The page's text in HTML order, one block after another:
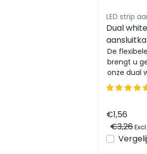
LED strip
Dual
mm2 1
white
De
brengt u
onze dual
Met een
verbindt...
€1,56
€3,26